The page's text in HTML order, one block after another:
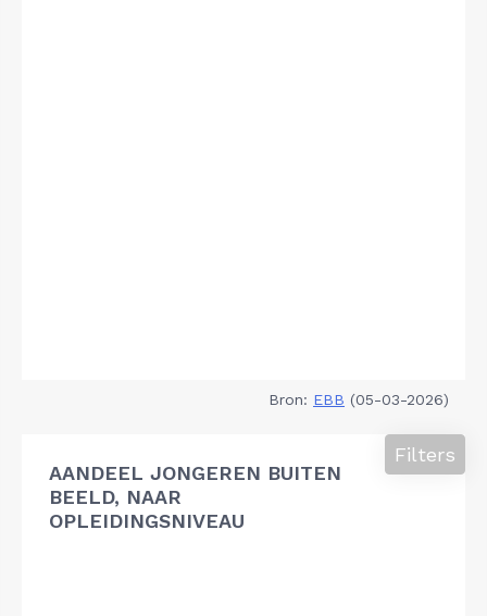
Bron: EBB (05-03-2026)
AANDEEL JONGEREN BUITEN
BEELD, NAAR
OPLEIDINGSNIVEAU
Filters